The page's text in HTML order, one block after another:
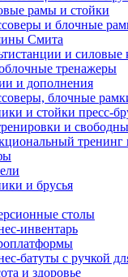
рамы и стойки
и блочные
Смита
и силовые
тренажеры
и дополнения
блочные
и стойки пресс-
и
тренинг
и брусья
столы
инвентарь
батуты с ручкой
и здоровье